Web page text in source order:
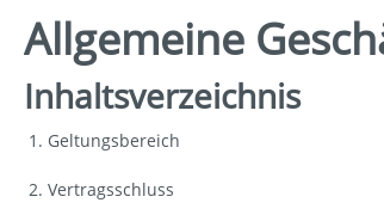
Gelbtöne
Cottotöne
Blautöne
Grüntöne
WÄRMFLASCHEN
Allgemeine
Inhaltsverzeichnis
Geltungsbereich
Vertragsschluss